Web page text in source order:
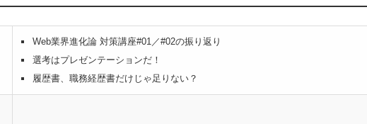
Web業界進化論 対策講座#01／#02の振り返り
選考はプレゼンテーションだ！
履歴書、職務経歴書だけじゃ足りない？